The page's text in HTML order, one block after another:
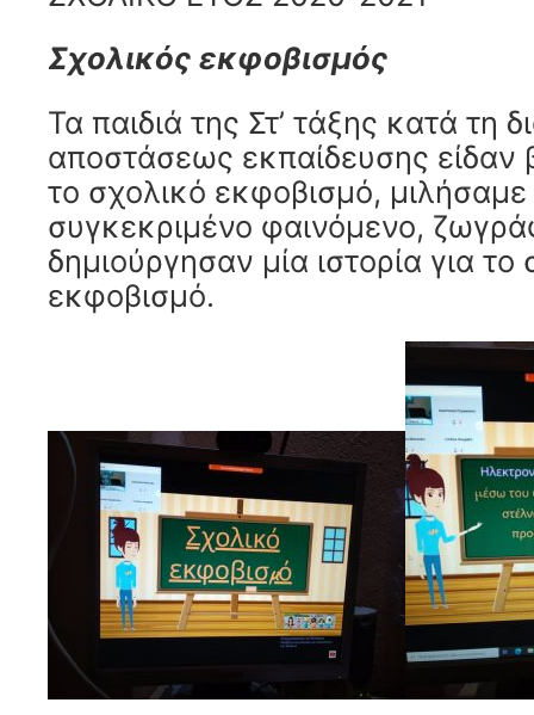
Σχολικός εκφοβισμός
Τα παιδιά της Στ’ τάξης κατά τη
αποστάσεως εκπαίδευσης είδαν
το σχολικό εκφοβισμό, μιλήσαμε
συγκεκριμένο φαινόμενο,
δημιούργησαν μία ιστορία για το
εκφοβισμό.